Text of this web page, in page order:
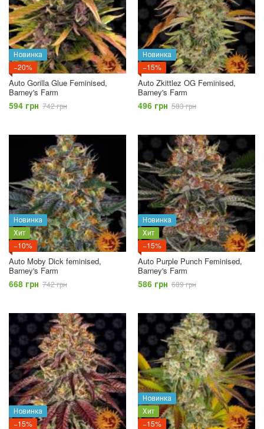
Новинка
−20%
Auto Gorilla Glue Feminised,
Barney's Farm
594 грн 742 грн
Новинка
−15%
Auto Zkittlez OG Feminised,
Barney's Farm
496 грн 583 грн
Новинка
Хит
−10%
Auto Moby Dick feminised,
Barney's Farm
668 грн 742 грн
Новинка
Хит
−15%
Auto Purple Punch Feminised,
Barney's Farm
586 грн 689 грн
Новинка
−15%
Новинка
Хит
−15%